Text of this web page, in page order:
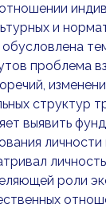
и
проблема
структур
выявить
роли